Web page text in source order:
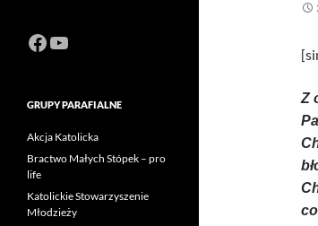
Z
Facebook
https://www.youtube.com/
GRUPY PARAFIALNE
Akcja Katolicka
Bractwo Małych Stópek – pro
life
Katolickie Stowarzyszenie
Młodzieży